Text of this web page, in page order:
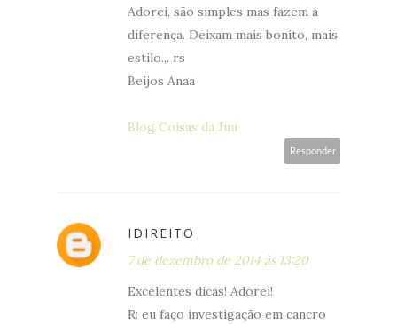
Adorei, são simples mas fazem a
diferença. Deixam mais bonito, mais
estilo.,. rs
Beijos Anaa
Blog Coisas da Juu
Responder
IDIREITO
7 de dezembro de 2014 às 13:20
Excelentes dicas! Adorei!
R: eu faço investigação em cancro